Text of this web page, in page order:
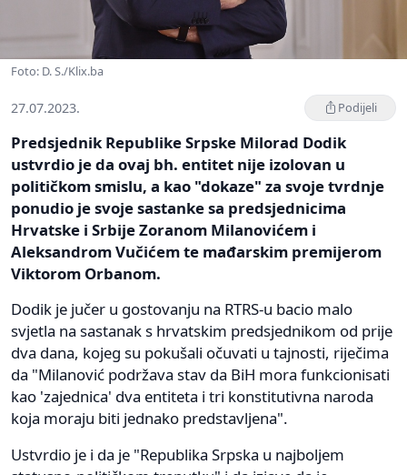
Foto: D. S./Klix.ba
27.07.2023. Podijeli
Predsjednik Republike Srpske Milorad Dodik
ustvrdio je da ovaj bh. entitet nije izolovan u
političkom smislu, a kao "dokaze" za svoje tvrdnje
ponudio je svoje sastanke sa predsjednicima
Hrvatske i Srbije Zoranom Milanovićem i
Aleksandrom Vučićem te mađarskim premijerom
Viktorom Orbanom.
Dodik je jučer u gostovanju na RTRS-u bacio malo
svjetla na sastanak s hrvatskim predsjednikom od prije
dva dana, kojeg su pokušali očuvati u tajnosti, riječima
da "Milanović podržava stav da BiH mora funkcionisati
kao 'zajednica' dva entiteta i tri konstitutivna naroda
koja moraju biti jednako predstavljena".
Ustvrdio je i da je "Republika Srpska u najboljem